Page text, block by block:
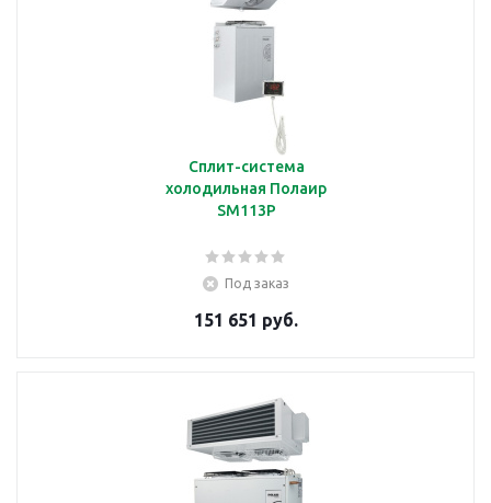
Сплит-система
холодильная Полаир
SM113P
Под заказ
151 651 руб.